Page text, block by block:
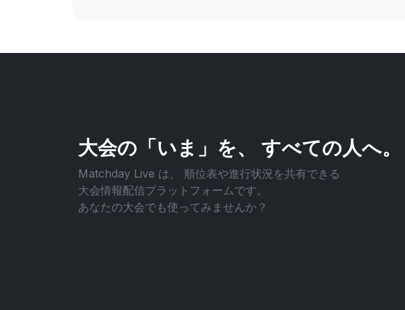
大会の「いま」を、 すべての人へ。
Matchday Live は、 順位表や進行状況を共有できる
大会情報配信プラットフォームです。
あなたの大会でも使ってみませんか？